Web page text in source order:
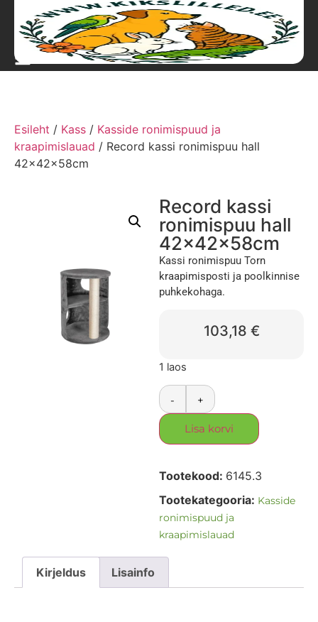
Esileht / Kass / Kasside ronimispuud ja
kraapimislauad / Record kassi ronimispuu hall
42x42x58cm
Record kassi
ronimispuu hall
42x42x58cm
Kassi ronimispuu Torn
kraapimisposti ja poolkinnise
puhkekohaga.
103,18 €
1 laos
- +
Lisa korvi
Tootekood: 6145.3
Tootekategooria: Kasside
ronimispuud ja
kraapimislauad
Kirjeldus Lisainfo